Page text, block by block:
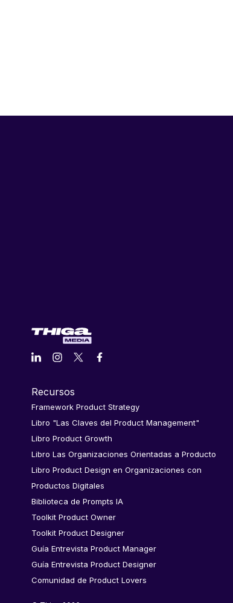
Recursos
Framework Product Strategy
Libro "Las Claves del Product Management"
Libro Product Growth
Libro Las Organizaciones Orientadas a Producto
Libro Product Design en Organizaciones con
Productos Digitales
Biblioteca de Prompts IA
Toolkit Product Owner
Toolkit Product Designer
Guía Entrevista Product Manager
Guía Entrevista Product Designer
Comunidad de Product Lovers